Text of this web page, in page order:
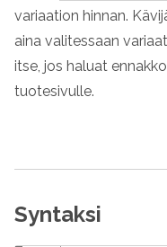
variaation hinnan.
aina valitessaan
itse, jos haluat
tuotesivulle.
Syntaksi